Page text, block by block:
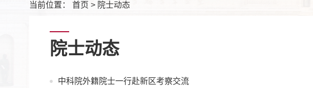
当前位置： 首页 > 院士动态
院士动态
中科院外籍院士一行赴新区考察交流